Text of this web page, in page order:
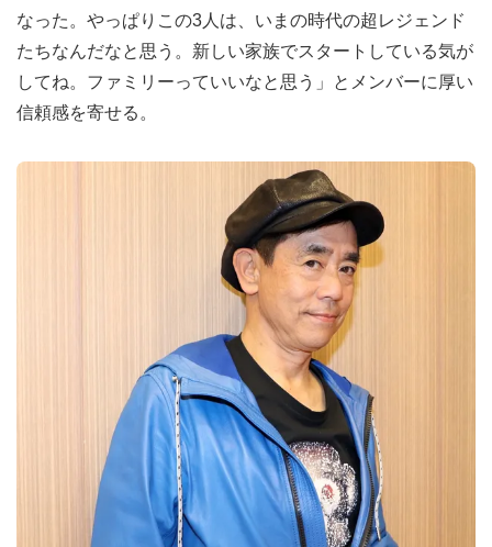
なった。やっぱりこの3人は、いまの時代の超レジェンド
たちなんだなと思う。新しい家族でスタートしている気が
してね。ファミリーっていいなと思う」とメンバーに厚い
信頼感を寄せる。